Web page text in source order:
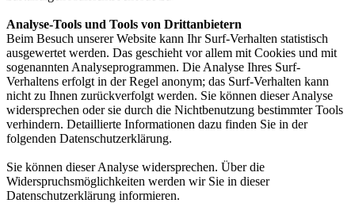
Analyse-Tools und Tools von Drittanbietern
Beim Besuch unserer Website kann Ihr Surf-Verhalten statistisch
ausgewertet werden. Das geschieht vor allem mit Cookies und mit
sogenannten Analyseprogrammen. Die Analyse Ihres Surf-
Verhaltens erfolgt in der Regel anonym; das Surf-Verhalten kann
nicht zu Ihnen zurückverfolgt werden. Sie können dieser Analyse
widersprechen oder sie durch die Nichtbenutzung bestimmter Tools
verhindern. Detaillierte Informationen dazu finden Sie in der
folgenden Datenschutzerklärung.
Sie können dieser Analyse widersprechen. Über die
Widerspruchsmöglichkeiten werden wir Sie in dieser
Datenschutzerklärung informieren.